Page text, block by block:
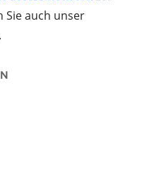
Sie auch unser